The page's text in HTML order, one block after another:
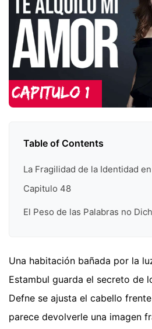
Table of Contents
La Fragilidad de la Identidad
Capitulo 48
El Peso de las Palabras no
Una habitación bañada por la
Estambul guarda el secreto de
Defne se ajusta el cabello
parece devolverle una imagen